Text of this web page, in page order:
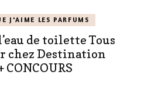
J'AIME LES PARFUMS
de toilette Tous
chez Destination
CONCOURS